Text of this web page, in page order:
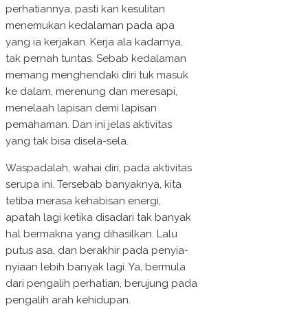
perhatiannya, pasti kan kesulitan
menemukan kedalaman pada apa
yang ia kerjakan. Kerja ala kadarnya,
tak pernah tuntas. Sebab kedalaman
memang menghendaki diri tuk masuk
ke dalam, merenung dan meresapi,
menelaah lapisan demi lapisan
pemahaman. Dan ini jelas aktivitas
yang tak bisa disela-sela.
Waspadalah, wahai diri, pada aktivitas
serupa ini. Tersebab banyaknya, kita
tetiba merasa kehabisan energi,
apatah lagi ketika disadari tak banyak
hal bermakna yang dihasilkan. Lalu
putus asa, dan berakhir pada penyia-
nyiaan lebih banyak lagi. Ya, bermula
dari pengalih perhatian, berujung pada
pengalih arah kehidupan.